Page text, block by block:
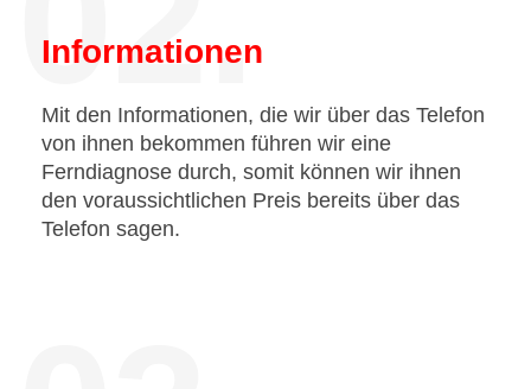
Informationen
Mit den Informationen, die wir über das Telefon
von ihnen bekommen führen wir eine
Ferndiagnose durch, somit können wir ihnen
den voraussichtlichen Preis bereits über das
Telefon sagen.